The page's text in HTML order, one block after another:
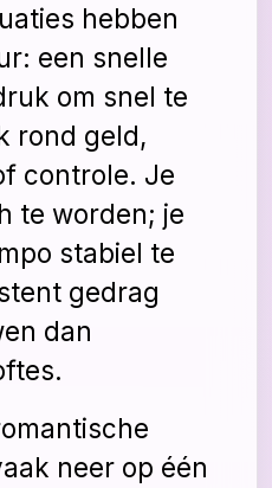
hebben
een snelle
om snel te
rond geld,
controle. Je
te worden; je
stabiel te
gedrag
dan
neer op één